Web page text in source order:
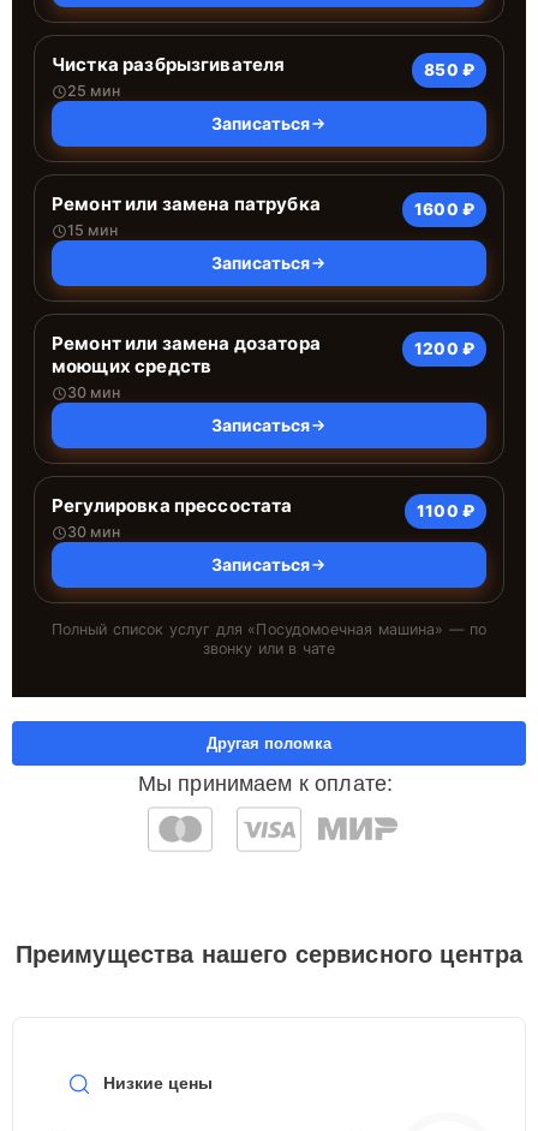
Чистка разбрызгивателя
25 мин
850 ₽
Записаться
Ремонт или замена патрубка
15 мин
1600 ₽
Записаться
Ремонт или замена дозатора
моющих средств
30 мин
1200 ₽
Записаться
Регулировка прессостата
30 мин
1100 ₽
Записаться
Полный список услуг для «Посудомоечная машина» — по
звонку или в чате
Мы принимаем к оплате:
Другая поломка
Преимущества нашего сервисного центра
Низкие цены